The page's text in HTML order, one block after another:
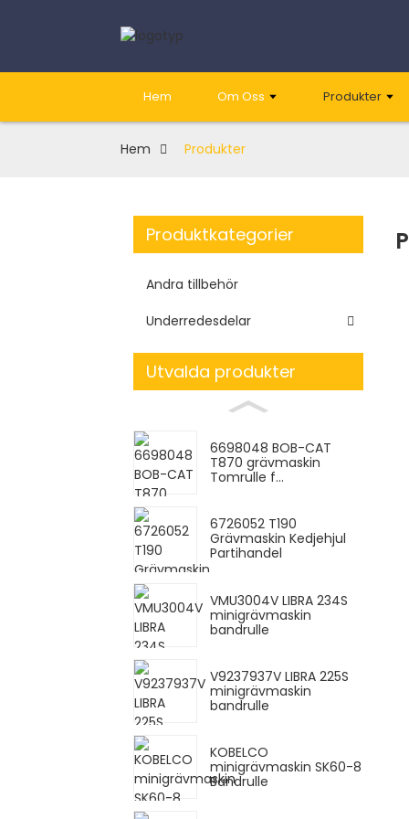
Hem Om Oss Produkter
Hem Produkter
Produktkategorier
Andra tillbehör
Underredesdelar
Utvalda produkter
6698048 BOB-CAT
T870 grävmaskin
Tomrulle f...
6726052 T190
Grävmaskin Kedjehjul
Partihandel
VMU3004V LIBRA 234S
minigrävmaskin
bandrulle
V9237937V LIBRA 225S
minigrävmaskin
bandrulle
KOBELCO
minigrävmaskin SK60-8
Bandrulle